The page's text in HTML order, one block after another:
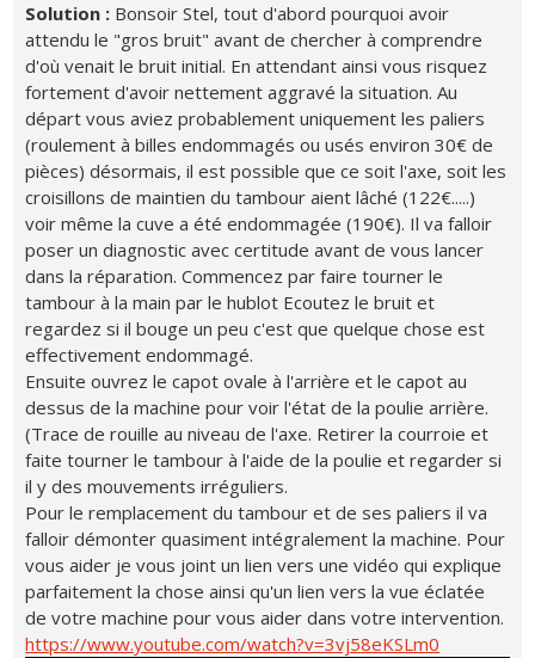
Solution : Bonsoir Stel, tout d'abord pourquoi avoir
attendu le "gros bruit" avant de chercher à comprendre
d'où venait le bruit initial. En attendant ainsi vous risquez
fortement d'avoir nettement aggravé la situation. Au
départ vous aviez probablement uniquement les paliers
(roulement à billes endommagés ou usés environ 30€ de
pièces) désormais, il est possible que ce soit l'axe, soit les
croisillons de maintien du tambour aient lâché (122€.....)
voir même la cuve a été endommagée (190€). Il va falloir
poser un diagnostic avec certitude avant de vous lancer
dans la réparation. Commencez par faire tourner le
tambour à la main par le hublot Ecoutez le bruit et
regardez si il bouge un peu c'est que quelque chose est
effectivement endommagé.
Ensuite ouvrez le capot ovale à l'arrière et le capot au
dessus de la machine pour voir l'état de la poulie arrière.
(Trace de rouille au niveau de l'axe. Retirer la courroie et
faite tourner le tambour à l'aide de la poulie et regarder si
il y des mouvements irréguliers.
Pour le remplacement du tambour et de ses paliers il va
falloir démonter quasiment intégralement la machine. Pour
vous aider je vous joint un lien vers une vidéo qui explique
parfaitement la chose ainsi qu'un lien vers la vue éclatée
de votre machine pour vous aider dans votre intervention.
https://www.youtube.com/watch?v=3vj58eKSLm0